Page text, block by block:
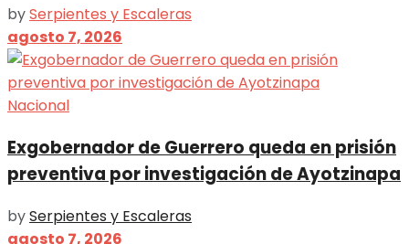
bySerpientes y Escaleras
agosto 7, 2026
Nacional
Exgobernador de Guerrero queda en prisión
preventiva por investigación de Ayotzinapa
bySerpientes y Escaleras
agosto 7, 2026